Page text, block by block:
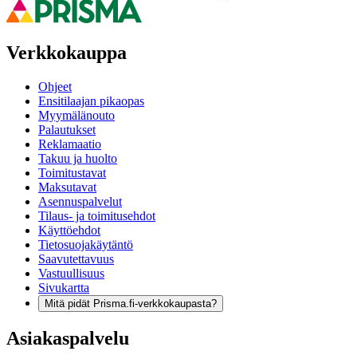
Verkkokauppa
Ohjeet
Ensitilaajan pikaopas
Myymälänouto
Palautukset
Reklamaatio
Takuu ja huolto
Toimitustavat
Maksutavat
Asennuspalvelut
Tilaus- ja toimitusehdot
Käyttöehdot
Tietosuojakäytäntö
Saavutettavuus
Vastuullisuus
Sivukartta
Mitä pidät Prisma.fi-verkkokaupasta?
Asiakaspalvelu